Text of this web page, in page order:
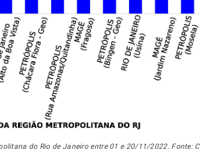
do Rio de Janeiro entre 01 e 20/11/2022. Fonte: